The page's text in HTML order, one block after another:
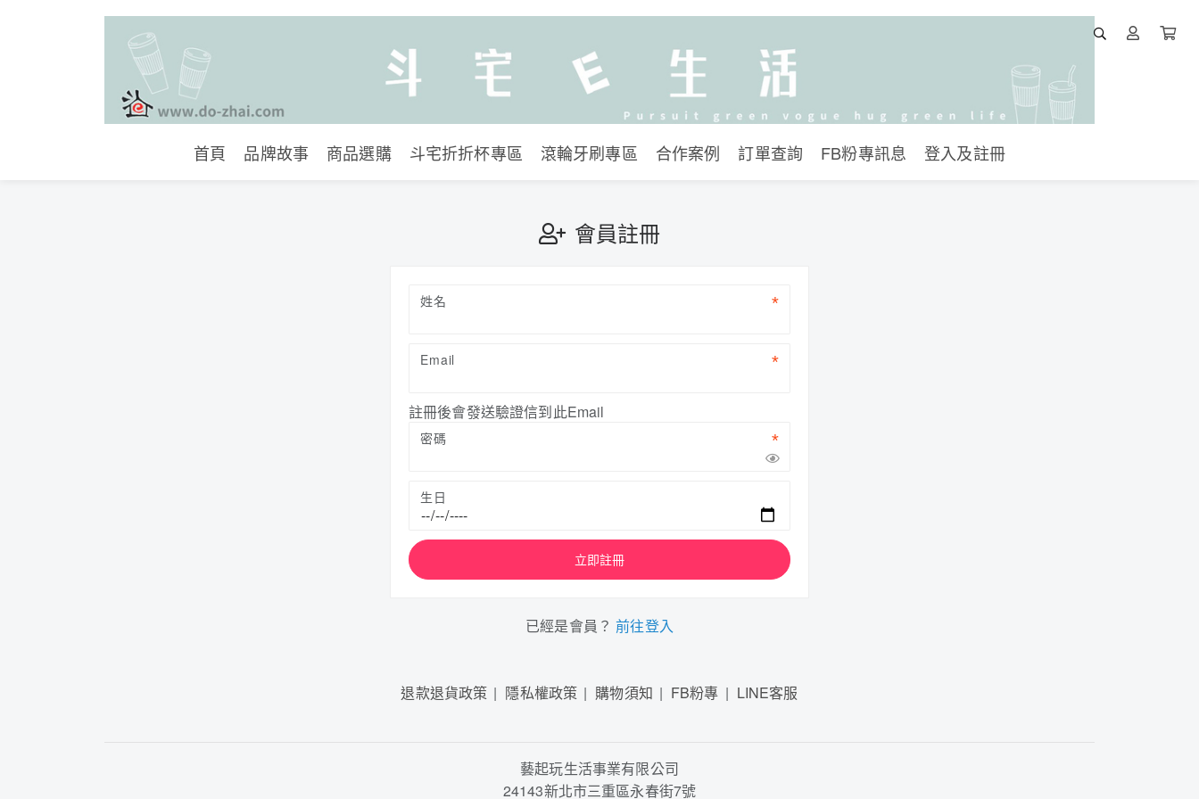
首頁 品牌故事 商品選購 斗宅折折杯專區 滾輪牙刷專區 合作案例 訂單查詢 FB粉專訊息 登入及註冊
會員註冊
姓名
Email
註冊後會發送驗證信到此Email
密碼
生日
立即註冊
已經是會員？ 前往登入
退款退貨政策 隱私權政策 購物須知 FB粉專 LINE客服
藝起玩生活事業有限公司
24143新北市三重區永春街7號